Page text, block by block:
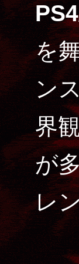
を
ン
界
が
レ